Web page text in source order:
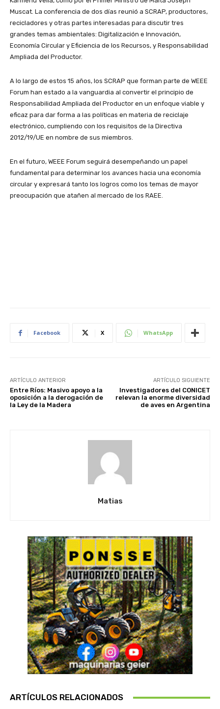
Muscat. La conferencia de dos días reunió a SCRAP, productores,
recicladores y otras partes interesadas para discutir tres
grandes temas ambientales: Digitalización e Innovación,
Economía Circular y Eficiencia de los Recursos, y Responsabilidad
Ampliada del Productor.
A lo largo de estos 15 años, los SCRAP que forman parte de WEEE
Forum han estado a la vanguardia al convertir el principio de
Responsabilidad Ampliada del Productor en un enfoque viable y
eficaz para dar forma a las políticas en materia de reciclaje
electrónico, cumpliendo con los requisitos de la Directiva
2012/19/UE en nombre de sus miembros.
En el futuro, WEEE Forum seguirá desempeñando un papel
fundamental para determinar los avances hacia una economía
circular y expresará tanto los logros como los temas de mayor
preocupación que atañen al mercado de los RAEE.
Facebook X WhatsApp
ARTÍCULO ANTERIOR
Entre Ríos: Masivo apoyo a la
oposición a la derogación de
la Ley de la Madera
ARTÍCULO SIGUIENTE
Investigadores del CONICET
relevan la enorme diversidad
de aves en Argentina
Matias
ARTÍCULOS RELACIONADOS